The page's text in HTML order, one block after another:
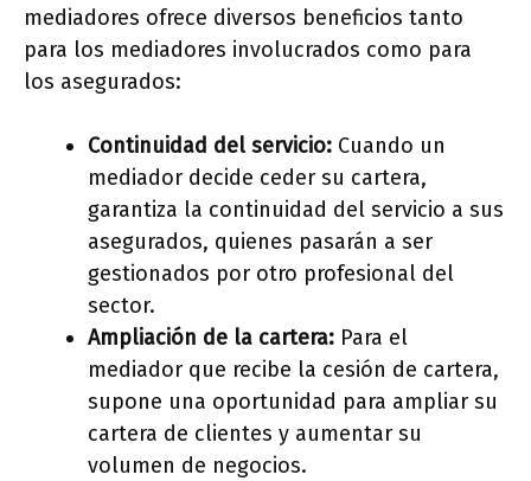
mediadores ofrece diversos beneficios tanto
para los mediadores involucrados como para
los asegurados:
Continuidad del servicio: Cuando un
mediador decide ceder su cartera,
garantiza la continuidad del servicio a sus
asegurados, quienes pasarán a ser
gestionados por otro profesional del
sector.
Ampliación de la cartera: Para el
mediador que recibe la cesión de cartera,
supone una oportunidad para ampliar su
cartera de clientes y aumentar su
volumen de negocios.